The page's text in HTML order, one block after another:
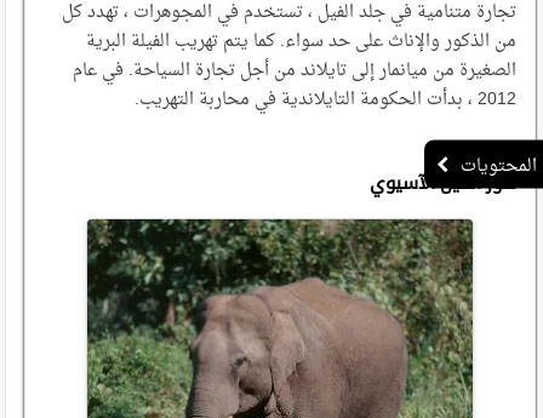
تجارة متنامية في جلد الفيل ، تستخدم في المجوهرات ، تهدد كل
من الذكور والإناث على حد سواء. كما يتم تهريب الفيلة البرية
الصغيرة من ميانمار إلى تايلاند من أجل تجارة السياحة. في عام
2012 ، بدأت الحكومة التايلاندية في محاربة التهريب.
صور الفيل الآسيوي